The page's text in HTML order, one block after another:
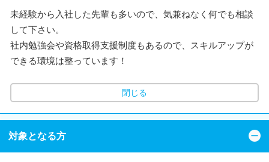
未経験から入社した先輩も多いので、気兼ねなく何でも相談
して下さい。
社内勉強会や資格取得支援制度もあるので、スキルアップが
できる環境は整っています！
閉じる
対象となる方